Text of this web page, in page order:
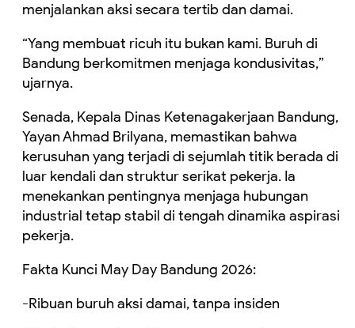
menjalankan aksi secara tertib dan damai.
“Yang membuat ricuh itu bukan kami. Buruh di
Bandung berkomitmen menjaga kondusivitas,”
ujarnya.
Senada, Kepala Dinas Ketenagakerjaan Bandung,
Yayan Ahmad Brilyana, memastikan bahwa
kerusuhan yang terjadi di sejumlah titik berada di
luar kendali dan struktur serikat pekerja. Ia
menekankan pentingnya menjaga hubungan
industrial tetap stabil di tengah dinamika aspirasi
pekerja.
Fakta Kunci May Day Bandung 2026:
-Ribuan buruh aksi damai, tanpa insiden